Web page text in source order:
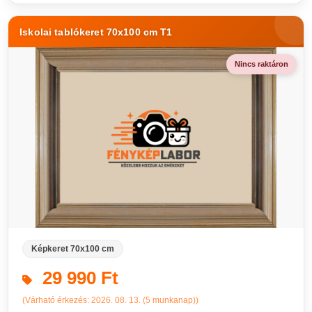
Iskolai tablókeret 70x100 cm T1
Nincs raktáron
Képkeret 70x100 cm
29 990 Ft
(Várható érkezés: 2026. 08. 13. (5 munkanap))